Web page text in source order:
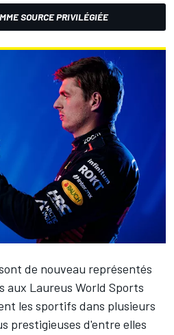
SOURCE PRIVILÉGIÉE
de nouveau représentés
aux Laureus World Sports
les sportifs dans plusieurs
prestigieuses d'entre elles